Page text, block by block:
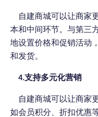
自建商城可以让商家
本和中间环节。与第三
地设置价格和促销活动
和发货。
4.支持多元化营销
自建商城可以让商家
如会员积分、折扣优惠